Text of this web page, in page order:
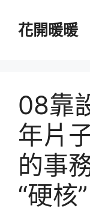
花開暖暖
08靠
年片
的事
“硬核”